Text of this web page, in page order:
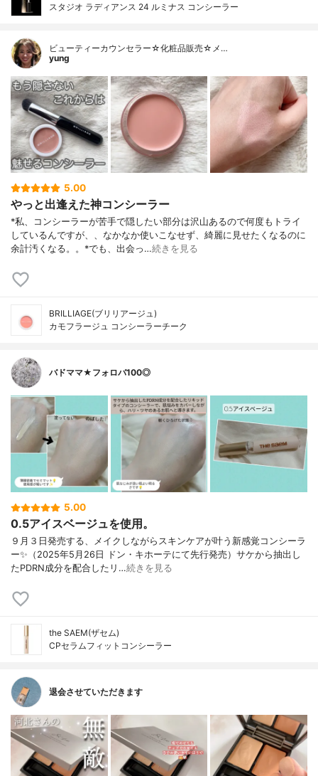
スタジオ ラディアンス 24 ルミナス コンシーラー
ビューティーカウンセラー☆化粧品販売☆メ…
yung
5.00
やっと出逢えた神コンシーラー
*私、コンシーラーが苦手で隠したい部分は沢山あるので何度もトライ
しているんですが、、なかなか使いこなせず、綺麗に見せたくなるのに
余計汚くなる。。⁡*でも、出会っ…続きを見る
BRILLIAGE(ブリリアージュ)
カモフラージュ コンシーラーチーク
バドママ★フォロバ100◎
5.00
0.5アイスベージュを使用。
９月３日発売する、メイクしながらスキンケアが叶う新感覚コンシーラ
ー✨（2025年5月26日 ドン・キホーテにて先行発売）サケから抽出し
たPDRN成分を配合したリ…続きを見る
the SAEM(ザセム)
CPセラムフィットコンシーラー
退会させていただきます